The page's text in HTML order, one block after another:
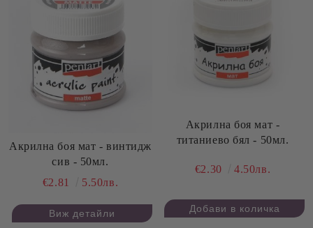
Акрилна боя мат - винтидж
сив - 50мл.
€2.81
5.50лв.
Виж детайли
Акрилна боя мат -
титаниево бял - 50мл.
€2.30 4.50лв.